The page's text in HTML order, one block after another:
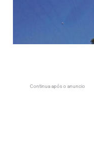
Continua após o anuncio